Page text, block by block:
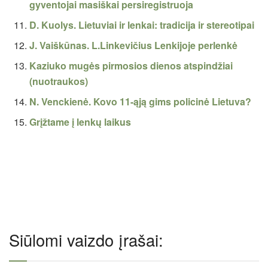
gyventojai masiškai persiregistruoja
D. Kuolys. Lietuviai ir lenkai: tradicija ir stereotipai
J. Vaiškūnas. L.Linkevičius Lenkijoje perlenkė
Kaziuko mugės pirmosios dienos atspindžiai
(nuotraukos)
N. Venckienė. Kovo 11-ąją gims policinė Lietuva?
Grįžtame į lenkų laikus
Siūlomi vaizdo įrašai: